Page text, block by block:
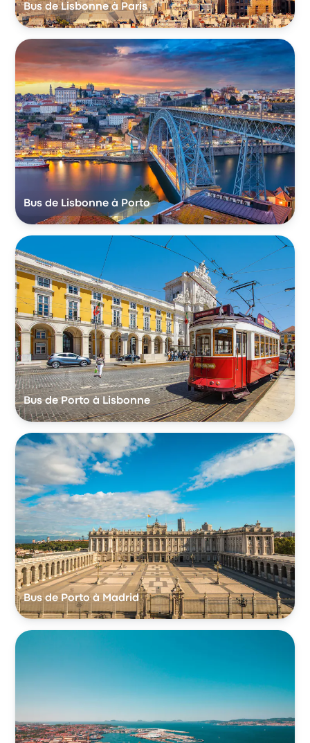
Bus de Lisbonne à Paris
Bus de Lisbonne à Porto
Bus de Porto à Lisbonne
Bus de Porto à Madrid